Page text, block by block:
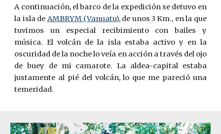
A continuación, el barco de la expedición se detuvo en
la isla de AMBRYM (Vanuatu), de unos 3 Km., en la que
tuvimos un especial recibimiento con bailes y
música. El volcán de la isla estaba activo y en la
oscuridad de la noche lo veía en acción a través del ojo
de buey de mi camarote. La aldea-capital estaba
justamente al pié del volcán, lo que me pareció una
temeridad.